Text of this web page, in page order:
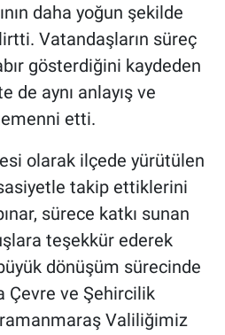
daha yoğun şekilde
Vatandaşların süreç
gösterdiğini kaydeden
de aynı anlayış ve
etti.
olarak ilçede yürütülen
takip ettiklerini
sürece katkı sunan
teşekkür ederek
dönüşüm sürecinde
Çevre ve Şehircilik
Valiliğimiz